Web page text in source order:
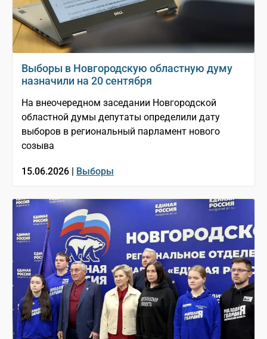
Выборы в Новгородскую областную думу
назначили на 20 сентября
На внеочередном заседании Новгородской
областной думы депутаты определили дату
выборов в региональный парламент нового
созыва
15.06.2026 | Выборы